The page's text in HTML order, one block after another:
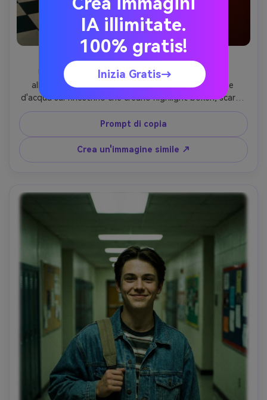
Rainy Car istantanea
Una donna sulla metà dei vent'anni fotografata
all'interno di un'auto in una sera piovosa, goccioline
d'acqua sul finestrino che creano highlight bokeh, scarsa
luce umorosa, colori freschi colati con caldo bagliore del
cruscotto, grana di pellicola visibile da 35 mm, leggera
sottoesposizione, soffice declino di messa a fuoco,
scattato su Olympus OM-1, 50 mm f/1.8, inquadratura
ravvicinata, umore cinematografico malinconico- -ar 4:5
Prompt di copia
Crea un'immagine simile ↗
IA illimitate.
100% gratis!
Inizia Gratis→